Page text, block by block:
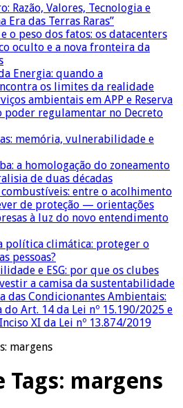
Razão, Valores, Tecnologia e
Era das Terras Raras”
o peso dos fatos: os datacenters
oculto e a nova fronteira da
Energia: quando a
os limites da realidade
ambientais em APP e Reserva
poder regulamentar no Decreto
memória, vulnerabilidade e
a homologação do zoneamento
de duas décadas
combustíveis: entre o acolhimento
de proteção — orientações
à luz do novo entendimento
política climática: proteger o
pessoas?
e ESG: por que os clubes
a camisa da sustentabilidade
das Condicionantes Ambientais:
do Art. 14 da Lei nº 15.190/2025 e
XI da Lei nº 13.874/2019
margens
Tags: margens